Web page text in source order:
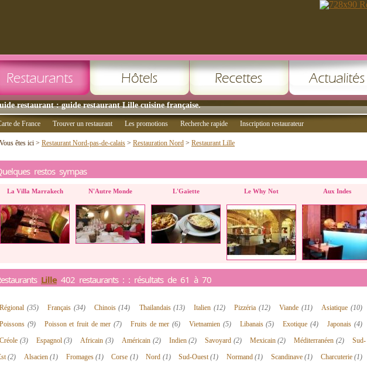
restaurant : guide restaurant Lille cuisine française.
de France Trouver un restaurant Les promotions Recherche rapide Inscription restaurateur
Vous êtes ici > Restaurant Nord-pas-de-calais > Restauration Nord > Restaurant Lille
restos sympas
La Villa Marrakech N'Autre Monde L'Gaïette Le Why Not Aux Indes
Lille402 restaurants : : résultats de 61 à 70
Régional (35) Français (34) Chinois(14) Thailandais(13) Italien(12) Pizzéria(12) Viande (11) Asiatique (10)
Poissons (9) Poisson et fruit de mer (7) Fruits de mer (6) Vietnamien (5) Libanais(5) Exotique(4) Japonais (4)
Créole (3) Espagnol(3) Africain (3) Américain (2) Indien(2) Savoyard (2) Mexicain(2) Méditerranéen(2)
Sud-
(2) Alsacien(1) Fromages (1) Corse (1) Nord (1) Sud-Ouest(1) Normand(1) Scandinave(1) Charcuterie (1)